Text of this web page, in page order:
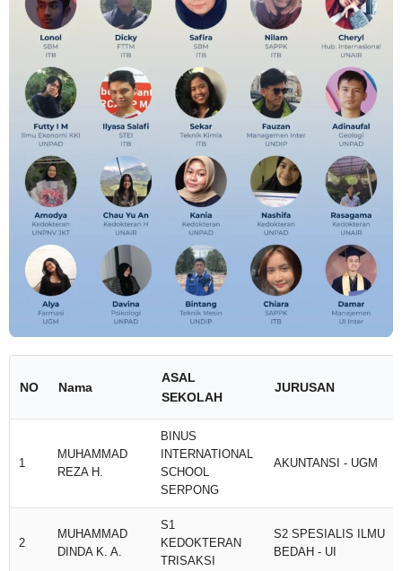
NO Nama
ASAL
SEKOLAH
JURUSAN
1
MUHAMMAD
REZA H.
BINUS
INTERNATIONAL
SCHOOL
SERPONG
AKUNTANSI - UGM
2
MUHAMMAD
DINDA K. A.
S1
KEDOKTERAN
TRISAKSI
S2 SPESIALIS ILMU
BEDAH - UI